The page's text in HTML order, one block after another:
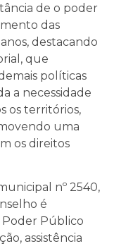
de o poder
das
destacando
que
políticas
a necessidade
os territórios,
uma
os direitos
nº 2540,
é
Público
assistência